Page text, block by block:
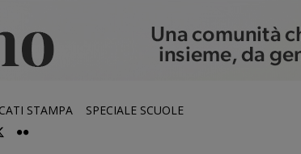
STAMPA SPECIALE SCUOLE